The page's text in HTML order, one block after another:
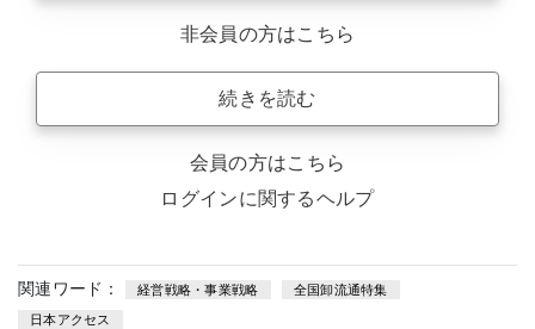
非会員の方はこちら
続きを読む
会員の方はこちら
ログインに関するヘルプ
関連ワード： 経営戦略・事業戦略 全国卸流通特集
日本アクセス